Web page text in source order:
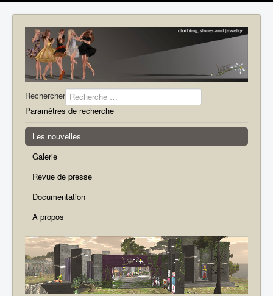
Rechercher
Paramètres de recherche
Les nouvelles
Galerie
Revue de presse
Documentation
À propos